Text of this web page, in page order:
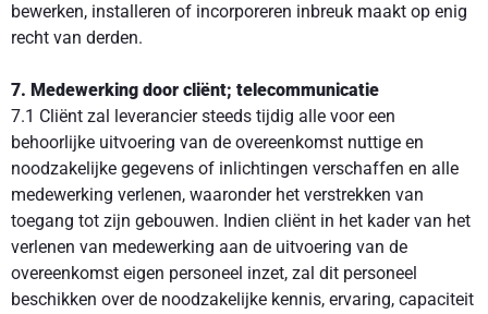
bewerken, installeren of incorporeren inbreuk maakt op enig
recht van derden.
7. Medewerking door cliënt; telecommunicatie
7.1 Cliënt zal leverancier steeds tijdig alle voor een
behoorlijke uitvoering van de overeenkomst nuttige en
noodzakelijke gegevens of inlichtingen verschaffen en alle
medewerking verlenen, waaronder het verstrekken van
toegang tot zijn gebouwen. Indien cliënt in het kader van het
verlenen van medewerking aan de uitvoering van de
overeenkomst eigen personeel inzet, zal dit personeel
beschikken over de noodzakelijke kennis, ervaring, capaciteit